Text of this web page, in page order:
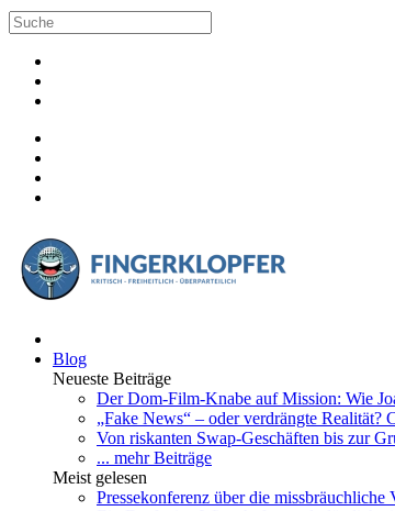
Blog
Neueste Beiträge
Der Dom-Film-Knabe auf Mission: Wie
„Fake News“ – oder verdrängte Realität?
Von riskanten Swap-Geschäften bis zur
... mehr Beiträge
Meist gelesen
Pressekonferenz über die